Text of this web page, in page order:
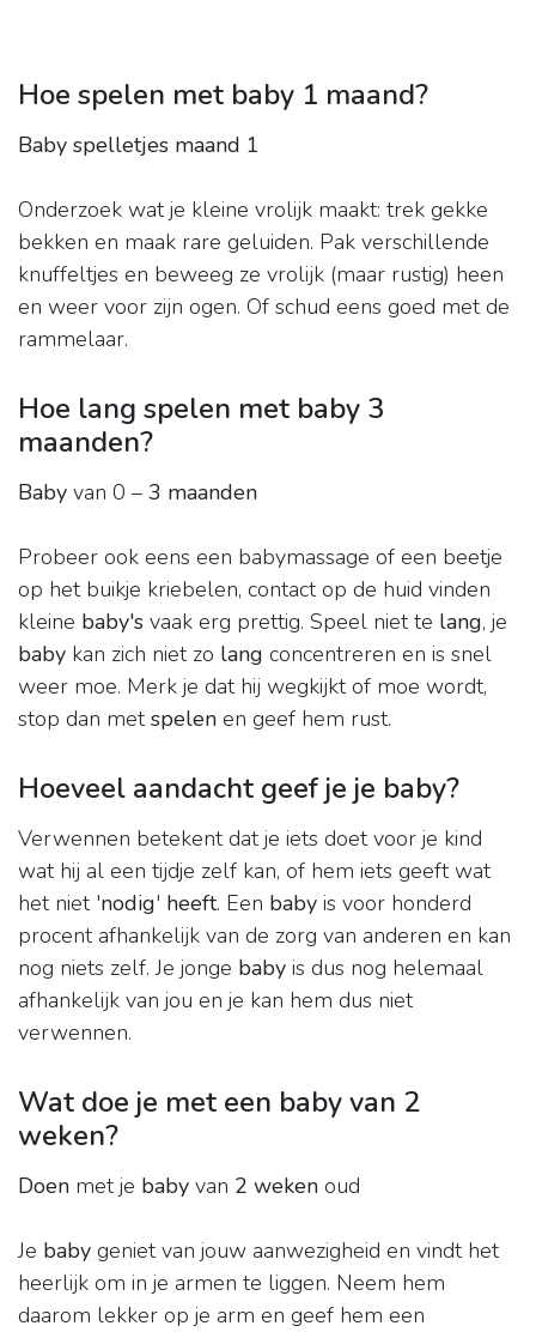
Hoe spelen met baby 1 maand?
Baby spelletjes maand 1
Onderzoek wat je kleine vrolijk maakt: trek gekke
bekken en maak rare geluiden. Pak verschillende
knuffeltjes en beweeg ze vrolijk (maar rustig) heen
en weer voor zijn ogen. Of schud eens goed met de
rammelaar.
Hoe lang spelen met baby 3
maanden?
Baby van 0 – 3 maanden
Probeer ook eens een babymassage of een beetje
op het buikje kriebelen, contact op de huid vinden
kleine baby's vaak erg prettig. Speel niet te lang, je
baby kan zich niet zo lang concentreren en is snel
weer moe. Merk je dat hij wegkijkt of moe wordt,
stop dan metspelen en geef hem rust.
Hoeveel aandacht geef je je baby?
Verwennen betekent dat je iets doet voor je kind
wat hij al een tijdje zelf kan, of hem iets geeft wat
het niet 'nodig' heeft. Een baby is voor honderd
procent afhankelijk van de zorg van anderen en kan
nog niets zelf. Je jonge baby is dus nog helemaal
afhankelijk van jou en je kan hem dus niet
verwennen.
Wat doe je met een baby van 2
weken?
Doen met je baby van 2 weken oud
Je baby geniet van jouw aanwezigheid en vindt het
heerlijk om in je armen te liggen. Neem hem
daarom lekker op je arm en geef hem een